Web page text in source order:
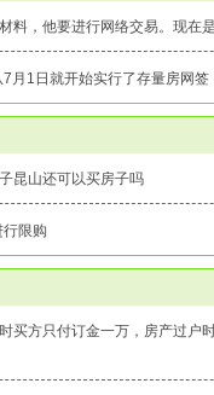
料，他要进行网络交易。现在
月1日就开始实行了存量房网
昆山还可以买房子吗
限购
买方只付订金一万，房产过户